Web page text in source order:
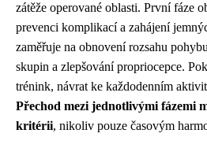
zátěže operované oblasti. První fáze
prevenci komplikací a zahájení
zaměřuje na obnovení rozsahu
skupin a zlepšování propriocepce.
trénink, návrat ke každodenním
Přechod mezi jednotlivými fázemi
kritérii, nikoliv pouze časovým